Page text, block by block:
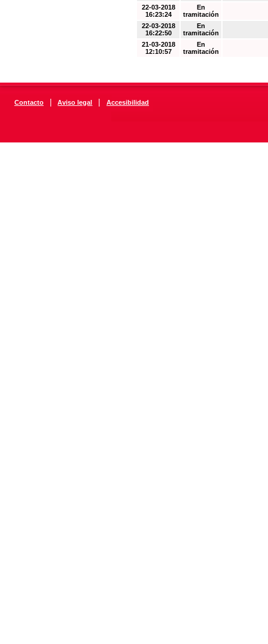
22-03-2018
16:23:24
En
tramitación
22-03-2018
16:22:50
En
tramitación
21-03-2018
12:10:57
En
tramitación
Contacto | Aviso legal | Accesibilidad